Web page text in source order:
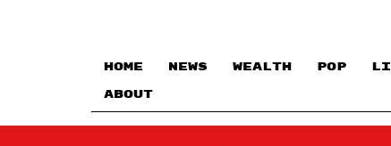
HOME NEWS WEALTH POP
ABOUT